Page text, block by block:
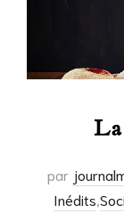
par
Inédits